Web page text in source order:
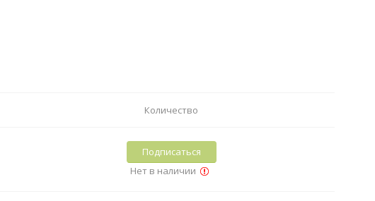
Количество
Подписаться
Нет в наличии